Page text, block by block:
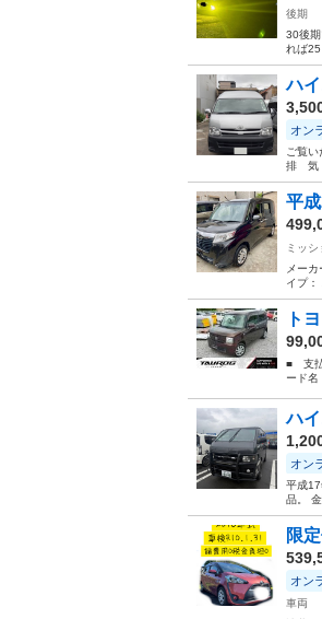
後期
30後
れば25
ハ
オン
ご覧
排 気
平
ミッシ
メー
イプ：
ト
■ 支
ード
ハ
オン
平成
品。
限
オン
車両